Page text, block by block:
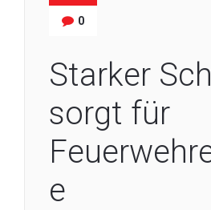
0
Starker
sorgt für
e